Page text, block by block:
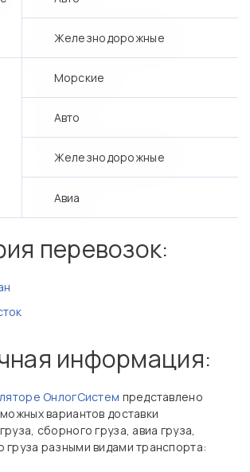
Железнодорожные
Морские
Авто
Железнодорожные
Авиа
перевозок:
информация:
ОнлогСистем представлено
вариантов доставки
сборного груза, авиа груза,
груза разными видами транспорта: